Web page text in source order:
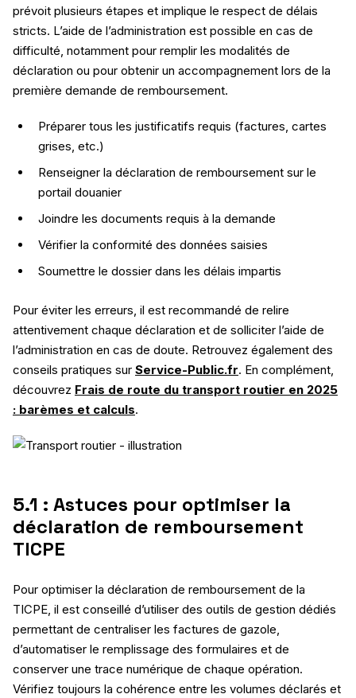
prévoit plusieurs étapes et implique le respect de délais
stricts. L’aide de l’administration est possible en cas de
difficulté, notamment pour remplir les modalités de
déclaration ou pour obtenir un accompagnement lors de la
première demande de remboursement.
Préparer tous les justificatifs requis (factures, cartes
grises, etc.)
Renseigner la déclaration de remboursement sur le
portail douanier
Joindre les documents requis à la demande
Vérifier la conformité des données saisies
Soumettre le dossier dans les délais impartis
Pour éviter les erreurs, il est recommandé de relire
attentivement chaque déclaration et de solliciter l’aide de
l’administration en cas de doute. Retrouvez également des
conseils pratiques sur Service-Public.fr. En complément,
découvrez Frais de route du transport routier en 2025
: barèmes et calculs.
5.1 : Astuces pour optimiser la
déclaration de remboursement
TICPE
Pour optimiser la déclaration de remboursement de la
TICPE, il est conseillé d’utiliser des outils de gestion dédiés
permettant de centraliser les factures de gazole,
d’automatiser le remplissage des formulaires et de
conserver une trace numérique de chaque opération.
Vérifiez toujours la cohérence entre les volumes déclarés et